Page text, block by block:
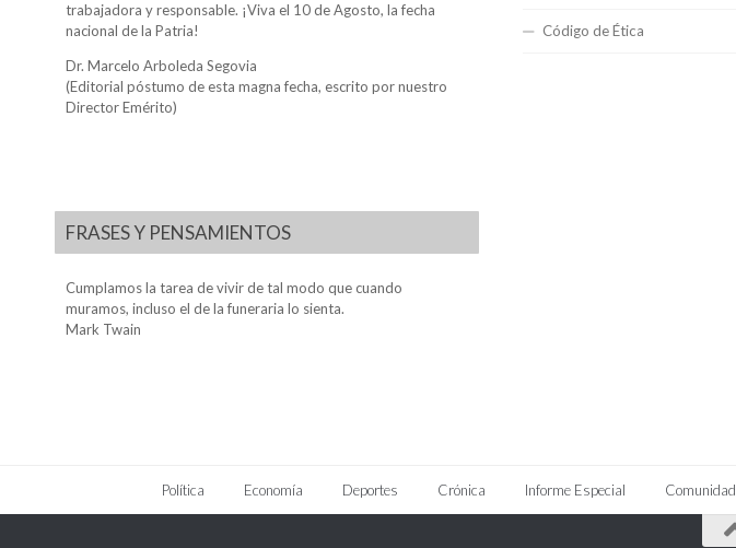
trabajadora y responsable. ¡Viva el 10 de Agosto, la fecha
nacional de la Patria!
Dr. Marcelo Arboleda Segovia
(Editorial póstumo de esta magna fecha, escrito por nuestro
Director Emérito)
FRASES Y PENSAMIENTOS
Cumplamos la tarea de vivir de tal modo que cuando
muramos, incluso el de la funeraria lo sienta.
Mark Twain
Código de Ética
Política Economía Deportes Crónica Informe Especial Comunidad